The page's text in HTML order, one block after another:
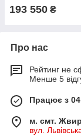
193 550 ₴
Про нас
Рейтинг не
Менше 5
Працює з
м. смт.
вул.